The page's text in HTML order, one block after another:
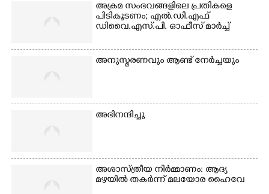
അക്രമ സംഭവങ്ങളിലെ പ്രതികളെ
പിടികൂടണം; എൽ.ഡി.എഫ്
ഡിവൈ.എസ്.പി. ഓഫീസ് മാർച്ച്
അനുസ്മരണവും ആണ്ട് നേർച്ചയും
അഭിനന്ദിച്ചു
അശാസ്ത്രീയ നിർമ്മാണം: ആദ്യ
മഴയിൽ തകർന്ന് മലയോര ഹൈവേ